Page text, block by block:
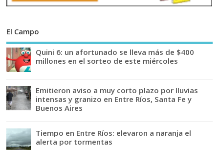
El Campo
Quini 6: un afortunado se lleva más de $400
millones en el sorteo de este miércoles
Emitieron aviso a muy corto plazo por lluvias
intensas y granizo en Entre Ríos, Santa Fe y
Buenos Aires
Tiempo en Entre Ríos: elevaron a naranja el
alerta por tormentas